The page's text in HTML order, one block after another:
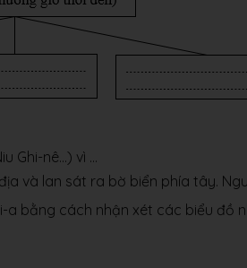
Ghi-nê…) vì …
và lan sát ra bờ biển phía tây.
bằng cách nhận xét các biểu đồ